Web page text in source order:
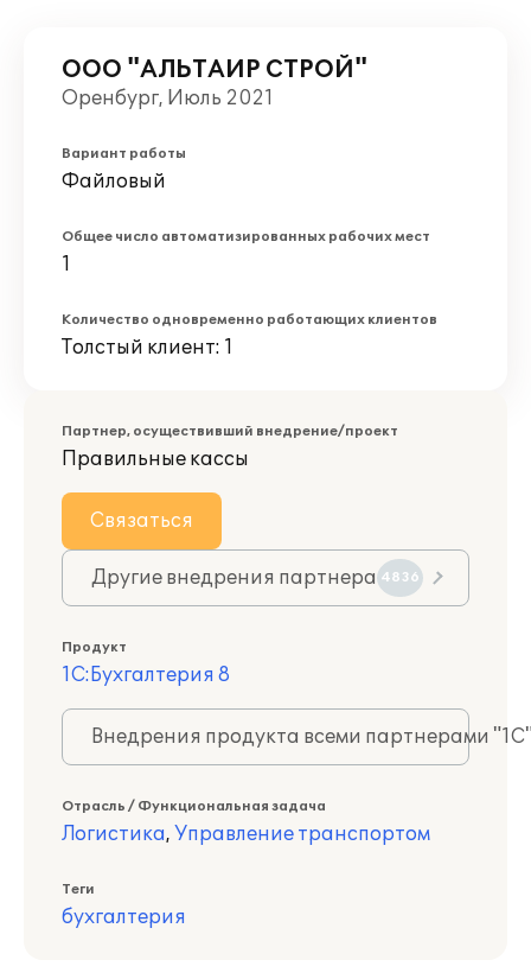
ООО "АЛЬТАИР СТРОЙ"
Оренбург, Июль 2021
Вариант работы
Файловый
Общее число автоматизированных рабочих мест
1
Количество одновременно работающих клиентов
Толстый клиент: 1
Партнер, осуществивший внедрение/проект
Правильные кассы
Связаться
Другие внедрения партнера 4836
Продукт
1С:Бухгалтерия 8
Внедрения продукта всеми партнерами
Отрасль / Функциональная задача
Логистика, Управление транспортом
Теги
бухгалтерия